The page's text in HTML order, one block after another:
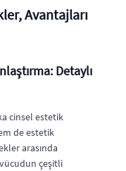
Avantajları
Detaylı
cinsel estetik
de estetik
arasında
çeşitli